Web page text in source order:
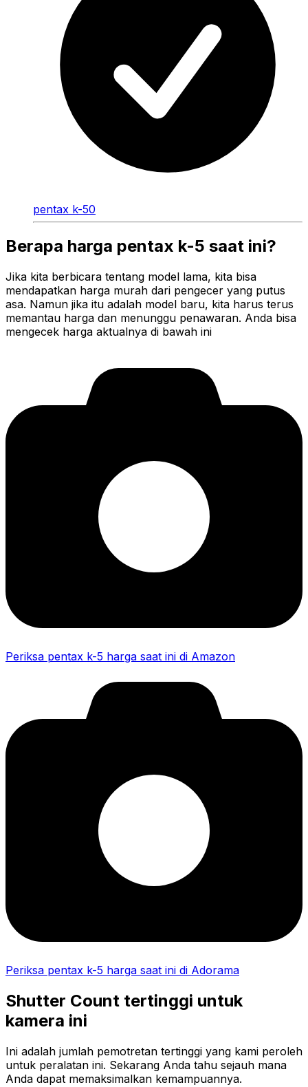
pentax k-50
Berapa harga pentax k-5 saat ini?
Jika kita berbicara tentang model lama, kita bisa
mendapatkan harga murah dari pengecer yang putus
asa. Namun jika itu adalah model baru, kita harus terus
memantau harga dan menunggu penawaran. Anda bisa
mengecek harga aktualnya di bawah ini
Periksa pentax k-5 harga saat ini di Amazon
Periksa pentax k-5 harga saat ini di Adorama
Shutter Count tertinggi untuk
kamera ini
Ini adalah jumlah pemotretan tertinggi yang kami peroleh
untuk peralatan ini. Sekarang Anda tahu sejauh mana
Anda dapat memaksimalkan kemampuannya.